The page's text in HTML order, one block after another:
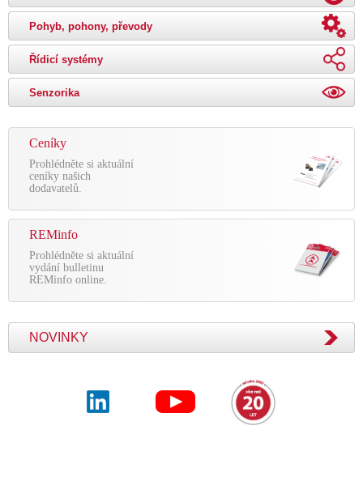
Pohyb, pohony, převody
Řídicí systémy
Senzorika
Ceníky
Prohlédněte si aktuální
ceníky našich
dodavatelů.
REMinfo
Prohlédněte si aktuální
vydání bulletinu
REMinfo online.
NOVINKY